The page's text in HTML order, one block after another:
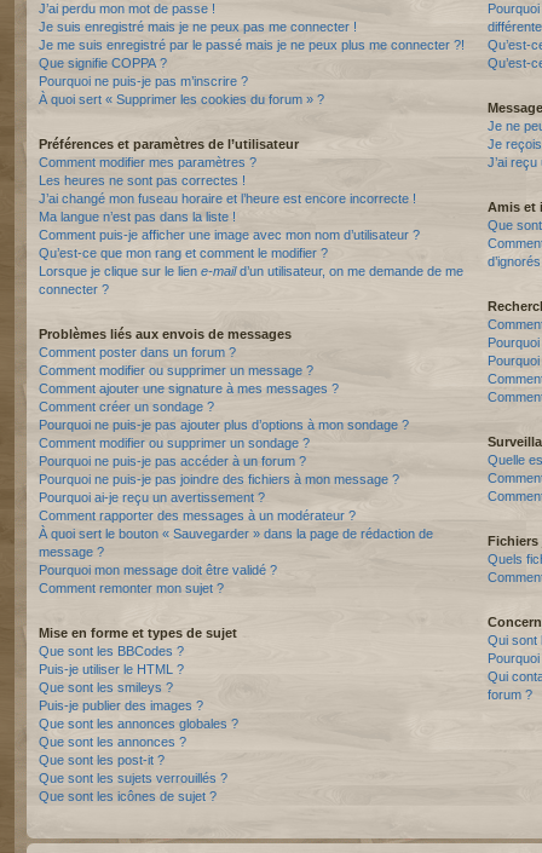
J’ai perdu mon mot de passe !
Je suis enregistré mais je ne peux pas me connecter !
Je me suis enregistré par le passé mais je ne peux plus me connecter ?!
Que signifie COPPA ?
Pourquoi ne puis-je pas m’inscrire ?
À quoi sert « Supprimer les cookies du forum » ?
Préférences et paramètres de l’utilisateur
Comment modifier mes paramètres ?
Les heures ne sont pas correctes !
J’ai changé mon fuseau horaire et l’heure est encore incorrecte !
Ma langue n’est pas dans la liste !
Comment puis-je afficher une image avec mon nom d’utilisateur ?
Qu’est-ce que mon rang et comment le modifier ?
Lorsque je clique sur le lien e-maild’un utilisateur, on me demande de me
connecter ?
Problèmes liés aux envois de messages
Comment poster dans un forum ?
Comment modifier ou supprimer un message ?
Comment ajouter une signature à mes messages ?
Comment créer un sondage ?
Pourquoi ne puis-je pas ajouter plus d’options à mon sondage ?
Comment modifier ou supprimer un sondage ?
Pourquoi ne puis-je pas accéder à un forum ?
Pourquoi ne puis-je pas joindre des fichiers à mon message ?
Pourquoi ai-je reçu un avertissement ?
Comment rapporter des messages à un modérateur ?
À quoi sert le bouton « Sauvegarder » dans la page de rédaction de
message ?
Pourquoi mon message doit être validé ?
Comment remonter mon sujet ?
Mise en forme et types de sujet
Que sont les BBCodes ?
Puis-je utiliser le HTML ?
Que sont les smileys ?
Puis-je publier des images ?
Que sont les annonces globales ?
Que sont les annonces ?
Que sont les post-it ?
Que sont les sujets verrouillés ?
Que sont les icônes de sujet ?
Qu’est-
Qu’est-
Je ne
Je
J’ai
Amis et
Que
Quelle
Quels
Qui sont
Qui
forum ?